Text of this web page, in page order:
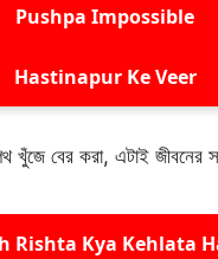
Pushpa Impossible
Hastinapur Ke Veer
পথ খুঁজে বের করা, এটাই জীবনের
Rishta Kya Kehlata